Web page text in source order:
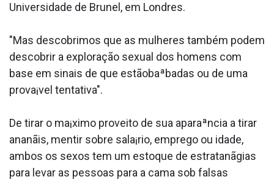
Universidade de Brunel, em Londres.
"Mas descobrimos que as mulheres também podem
descobrir a exploração sexual dos homens com
base em sinais de que estãobaªbadas ou de uma
prova¡vel tentativa".
De tirar o ma¡ximo proveito de sua aparaªncia a tirar
ananãis, mentir sobre sala¡rio, emprego ou idade,
ambos os sexos tem um estoque de estratanãgias
para levar as pessoas para a cama sob falsas